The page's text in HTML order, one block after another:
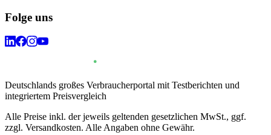
Folge uns
Deutschlands großes Verbraucherportal mit Testberichten und
integriertem Preisvergleich
Alle Preise inkl. der jeweils geltenden gesetzlichen MwSt., ggf.
zzgl. Versandkosten. Alle Angaben ohne Gewähr.